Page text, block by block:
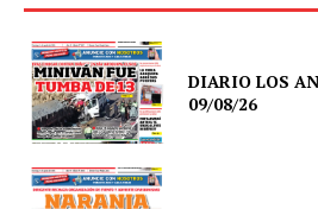
DIARIO LOS
09/08/26